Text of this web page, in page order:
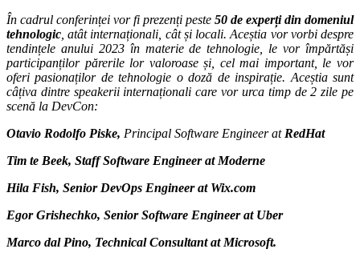
În cadrul conferinței vor fi prezenți peste 50 de experți din domeniul
tehnologic , atât internaționali, cât și locali. Aceștia vor vorbi despre
tendințele anului 2023 în materie de tehnologie, le vor împărtăși
participanților părerile lor valoroase și, cel mai important, le vor
oferi pasionaților de tehnologie o doză de inspirație. Aceștia sunt
câțiva dintre speakerii internaționali care vor urca timp de 2 zile pe
scenă la DevCon:
Otavio Rodolfo Piske, Principal Software Engineer at RedHat
Tim te Beek, Staff Software Engineer at Moderne
Hila Fish, Senior DevOps Engineer at Wix.com
Egor Grishechko, Senior Software Engineer at Uber
Marco dal Pino, Technical Consultant at Microsoft.